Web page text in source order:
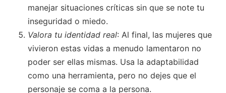
manejar situaciones críticas sin que se note tu
inseguridad o miedo.
Valora tu identidad real: Al final, las mujeres que
vivieron estas vidas a menudo lamentaron no
poder ser ellas mismas. Usa la adaptabilidad
como una herramienta, pero no dejes que el
personaje se coma a la persona.